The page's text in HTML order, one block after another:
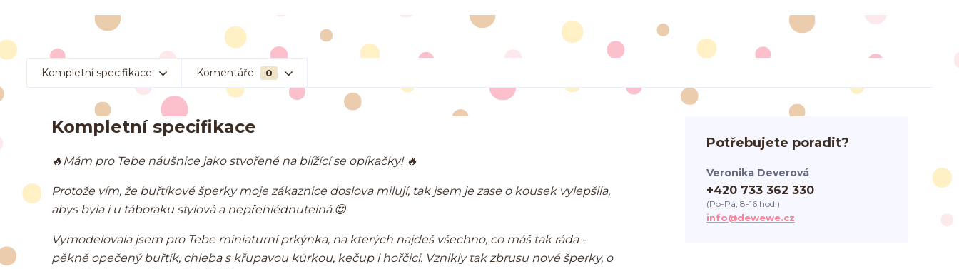
Kompletní specifikace Komentáře 0
Kompletní specifikace
🔥Mám pro Tebe náušnice jako stvořené na blížící se opíkačky! 🔥
Protože vím, že buřtíkové šperky moje zákaznice doslova milují, tak jsem je zase o kousek vylepšila,
abys byla i u táboraku stylová a nepřehlédnutelná.😍
Vymodelovala jsem pro Tebe miniaturní prkýnka, na kterých najdeš všechno, co máš tak ráda -
pěkně opečený buřtík, chleba s křupavou kůrkou, kečup i hořčici. Vznikly tak zbrusu nové šperky, o
Potřebujete poradit?
Veronika Deverová
+420 733 362 330
(Po-Pá, 8-16 hod.)
info@dewewe.cz